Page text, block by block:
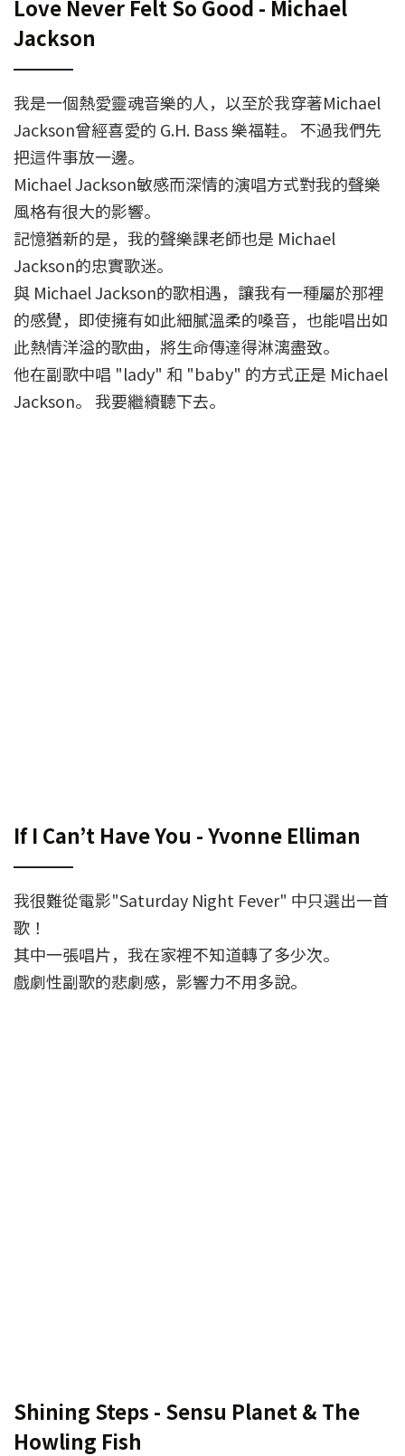
Love Never Felt So Good - Michael
Jackson
我是一個熱愛靈魂音樂的人，以至於我穿著Michael
Jackson曾經喜愛的 G.H. Bass 樂福鞋。 不過我們先
把這件事放一邊。
Michael Jackson敏感而深情的演唱方式對我的聲樂
風格有很大的影響。
記憶猶新的是，我的聲樂課老師也是 Michael
Jackson的忠實歌迷。
與 Michael Jackson的歌相遇，讓我有一種屬於那裡
的感覺，即使擁有如此細膩溫柔的嗓音，也能唱出如
此熱情洋溢的歌曲，將生命傳達得淋漓盡致。
他在副歌中唱 "lady" 和 "baby" 的方式正是 Michael
Jackson。 我要繼續聽下去。
If I Can’t Have You - Yvonne Elliman
我很難從電影"Saturday Night Fever" 中只選出一首
歌！
其中一張唱片，我在家裡不知道轉了多少次。
戲劇性副歌的悲劇感，影響力不用多說。
Shining Steps - Sensu Planet & The
Howling Fish